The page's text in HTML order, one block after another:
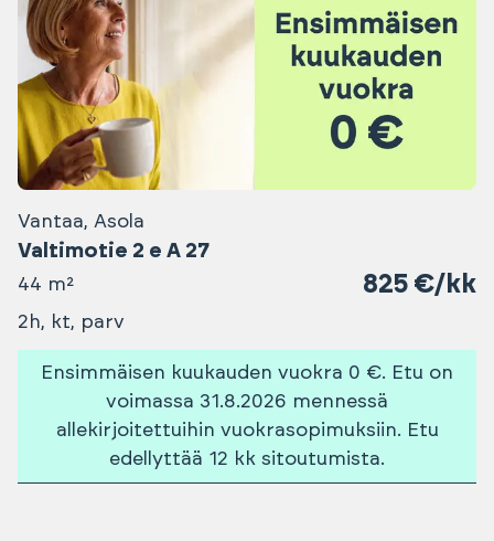
Vantaa, Asola
Valtimotie 2 e A 27
44 m² 825 €/kk
2h, kt, parv
Ensimmäisen kuukauden vuokra 0 €. Etu on
voimassa 31.8.2026 mennessä
allekirjoitettuihin vuokrasopimuksiin. Etu
edellyttää 12 kk sitoutumista.